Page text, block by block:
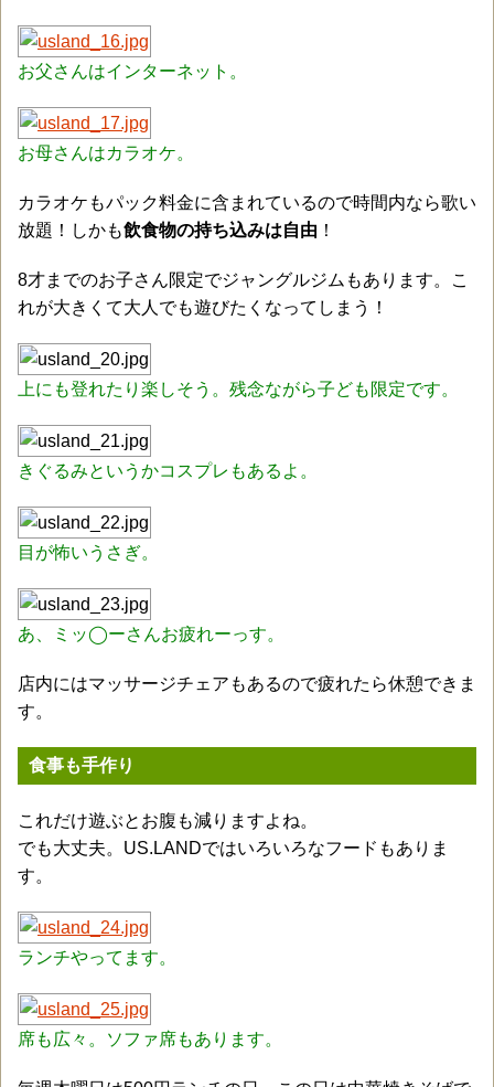
お父さんはインターネット。
お母さんはカラオケ。
カラオケもパック料金に含まれているので時間内なら歌い
放題！しかも飲食物の持ち込みは自由 ！
8才までのお子さん限定でジャングルジムもあります。こ
れが大きくて大人でも遊びたくなってしまう！
上にも登れたり楽しそう。残念ながら子ども限定です。
きぐるみというかコスプレもあるよ。
目が怖いうさぎ。
あ、ミッ◯ーさんお疲れーっす。
店内にはマッサージチェアもあるので疲れたら休憩できま
す。
食事も手作り
これだけ遊ぶとお腹も減りますよね。
でも大丈夫。US.LANDではいろいろなフードもありま
す。
ランチやってます。
席も広々。ソファ席もあります。